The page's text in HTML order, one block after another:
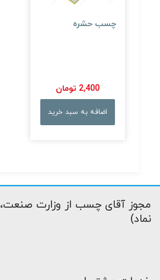
چسب حشره
2,400 تومان
اضافه به سبد خرید
مجوز آقای چسب از وزارت
نماد)